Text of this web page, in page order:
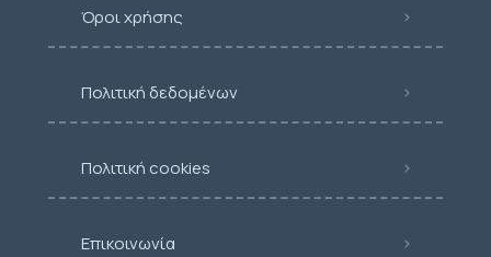
Όροι χρήσης
Πολιτική δεδομένων
Πολιτική cookies
Επικοινωνία